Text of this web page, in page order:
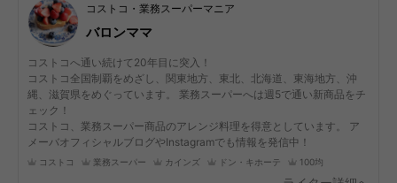
コストコ・業務スーパーマニア
バロンママ
コストコへ通い続けて20年目に突入！
コストコ全国制覇をめざし、関東地方、東北、北海道、東海地方、沖
縄、滋賀県をめぐっています。 業務スーパーへは週5で通い新商品をチ
ェック！
コストコ、業務スーパー商品のアレンジ料理を得意としています。 ア
メーバオフィシャルブログやInstagramでも情報を発信中！
コストコ 業務スーパー カインズ ドン・キホーテ 100均